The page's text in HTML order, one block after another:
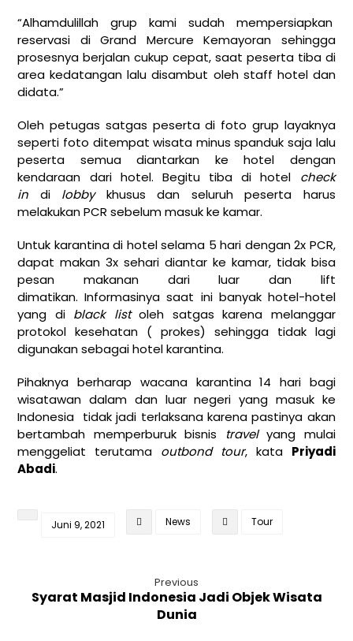
“Alhamdulillah grup kami sudah mempersiapkan
reservasi di Grand Mercure Kemayoran sehingga
prosesnya berjalan cukup cepat, saat peserta tiba di
area kedatangan lalu disambut oleh staff hotel dan
didata.”
Oleh petugas satgas peserta di foto grup layaknya
seperti foto ditempat wisata minus spanduk saja lalu
peserta semua diantarkan ke hotel dengan
kendaraan dari hotel. Begitu tiba di hotel check
in di lobbykhusus dan seluruh peserta harus
melakukan PCR sebelum masuk ke kamar.
Untuk karantina di hotel selama 5 hari dengan 2x PCR,
dapat makan 3x sehari diantar ke kamar, tidak bisa
pesan makanan dari luar dan lift
dimatikan. Informasinya saat ini banyak hotel-hotel
yang di black listoleh satgas karena melanggar
protokol kesehatan ( prokes) sehingga tidak lagi
digunakan sebagai hotel karantina.
Pihaknya berharap wacana karantina 14 hari bagi
wisatawan dalam dan luar negeri yang masuk ke
Indonesia tidak jadi terlaksana karena pastinya akan
bertambah memperburuk bisnis
travelyang mulai
menggeliat terutama outbond tour, kata Priyadi
Abadi.
Juni 9, 2021 News Tour
Previous
Syarat Masjid Indonesia Jadi Objek Wisata
Dunia